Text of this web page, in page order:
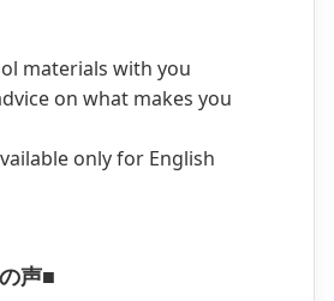
materials with you
on what makes you
only for English
声■